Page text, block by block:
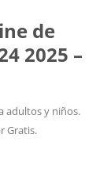
de
2025 –
adultos y niños.
Gratis.